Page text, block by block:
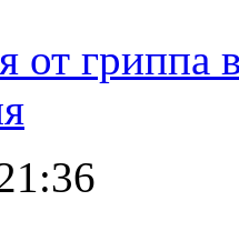
от гриппа